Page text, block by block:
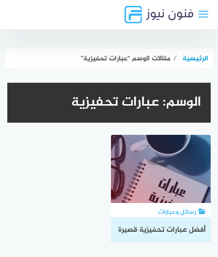
الرئيسية ⁄ مقالات الوسم "عبارات تحفيزية"
الوسم:عبارات تحفيزية
رسائل وعبارات
أفضل عبارات تحفيزية قصيرة